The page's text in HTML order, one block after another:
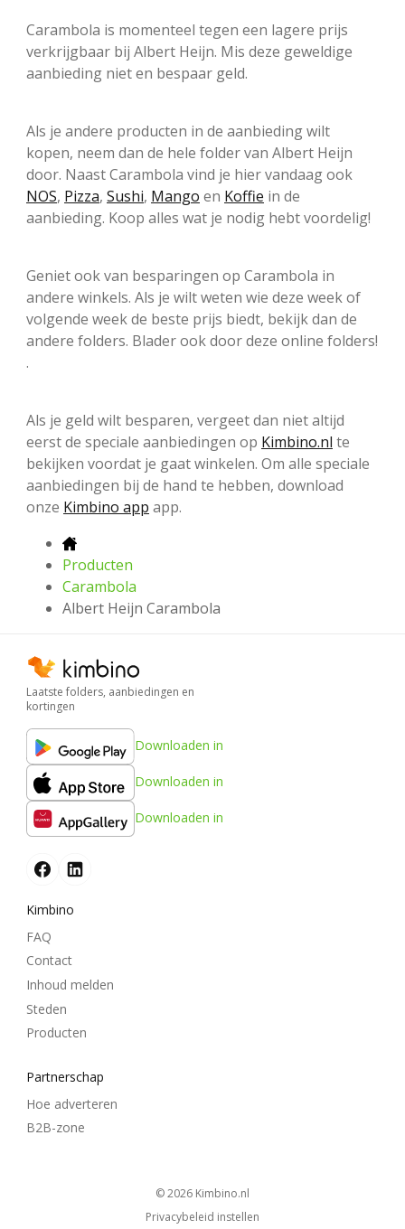
Carambola is momenteel tegen een lagere prijs
verkrijgbaar bij Albert Heijn. Mis deze geweldige
aanbieding niet en bespaar geld.
Als je andere producten in de aanbieding wilt
kopen, neem dan de hele folder van Albert Heijn
door. Naast Carambola vind je hier vandaag ook
NOS, Pizza, Sushi, Mango en Koffie in de
aanbieding. Koop alles wat je nodig hebt voordelig!
Geniet ook van besparingen op Carambola in
andere winkels. Als je wilt weten wie deze week of
volgende week de beste prijs biedt, bekijk dan de
andere folders. Blader ook door deze online folders!
.
Als je geld wilt besparen, vergeet dan niet altijd
eerst de speciale aanbiedingen op Kimbino.nl te
bekijken voordat je gaat winkelen. Om alle speciale
aanbiedingen bij de hand te hebben, download
onze Kimbino app app.
Producten
Carambola
Albert Heijn Carambola
Laatste folders, aanbiedingen en
kortingen
Downloaden in
Downloaden in
Downloaden in
Kimbino
FAQ
Contact
Inhoud melden
Steden
Producten
Partnerschap
Hoe adverteren
B2B-zone
© 2026
kimbino.nl
Privacybeleid instellen